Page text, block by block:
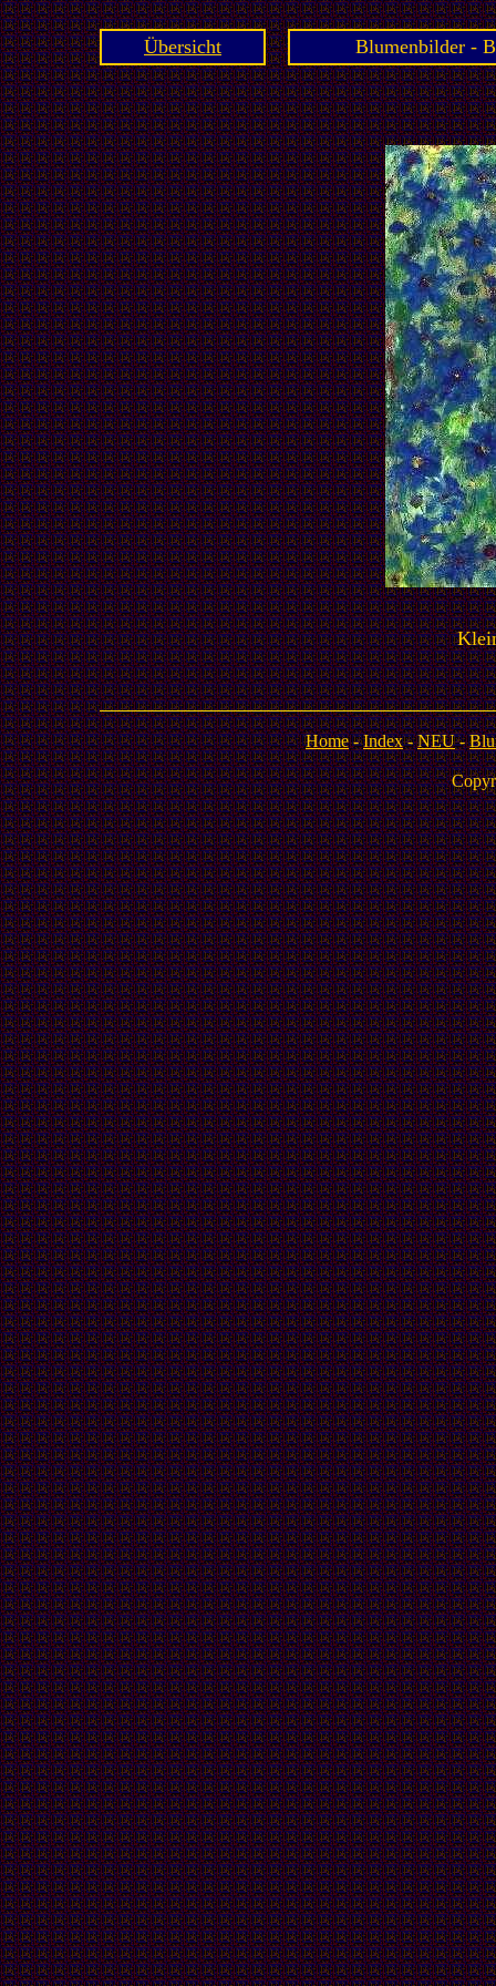
Übersicht Blumenbilder -
Home-Index-NEU-